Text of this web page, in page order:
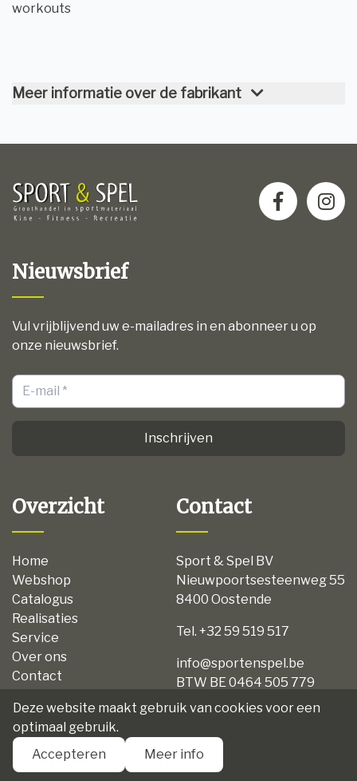
workouts
Meer informatie over de fabrikant
Nieuwsbrief
Vul vrijblijvend uw e-mailadres in en abonneer u op
onze nieuwsbrief.
Inschrijven
Overzicht
Home
Webshop
Catalogus
Realisaties
Service
Over ons
Contact
Disclaimer
Algemene voorwaarden
Contact
Sport & Spel BV
Nieuwpoortsesteenweg 55
8400 Oostende
Tel. +32 59 519 517
info@sportenspel.be
BTW BE 0464 505 779
Deze website maakt gebruik van cookies voor een
optimaal gebruik.
Accepteren
Meer info